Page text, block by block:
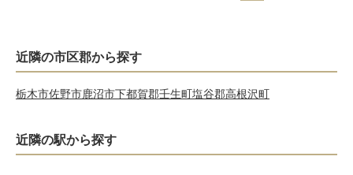
近隣の市区郡から探す
栃木市佐野市鹿沼市下都賀郡壬生町塩谷郡高根沢町
近隣の駅から探す